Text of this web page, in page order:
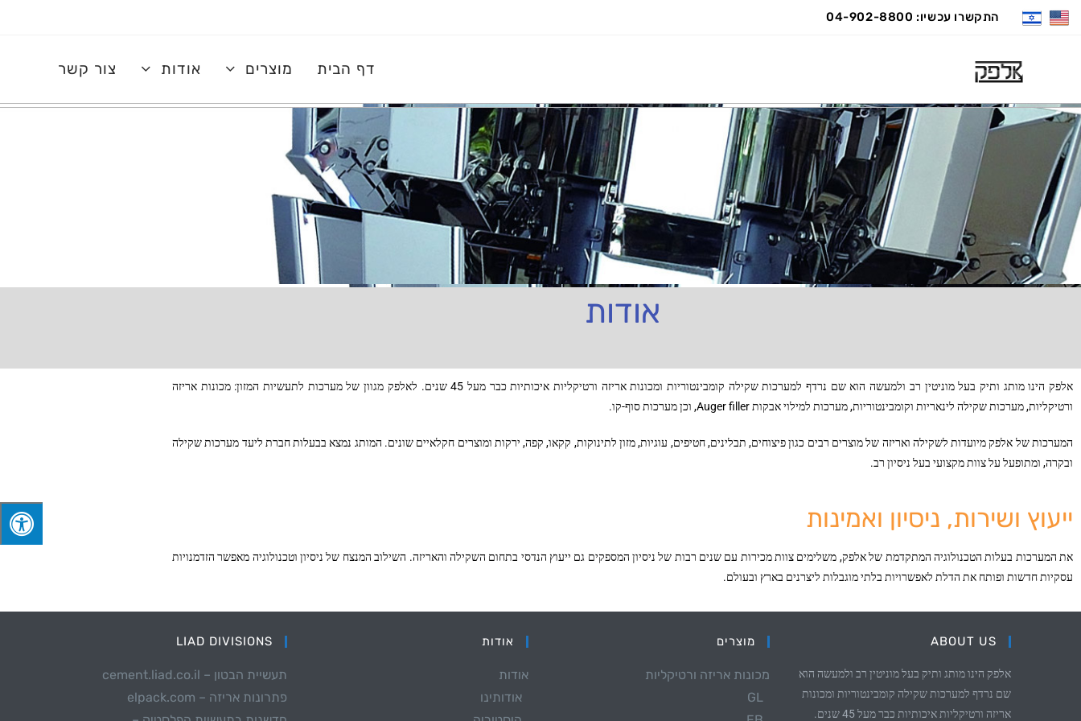
התקשרו עכשיו: 04-902-8800
דף הבית מוצרים אודות צור קשר
אודות
אלפק הינו מותג ותיק בעל מוניטין רב ולמעשה הוא שם נרדף למערכות שקילה קומבינטוריות ומכונות אריזה ורטיקליות איכותיות כבר מעל 45 שנים. לאלפק מגוון של מערכות לתעשיות המזון: מכונות אריזה
ורטיקליות, מערכות שקילה לינאריות וקומבינטוריות, מערכות למילוי אבקותAuger filler, וכן מערכות סוף-קו.
המערכות של אלפק מיועדות לשקילה ואריזה של מוצרים רבים כגון פיצוחים, תבלינים, חטיפים, עוגיות, מזון לתינוקות, קקאו, קפה, ירקות ומוצרים חקלאיים שונים. המותג נמצא בבעלות חברת ליעד מערכות שקילה
ובקרה, ומתופעל על צוות מקצועי בעל ניסיון רב.
ייעוץ ושירות, ניסיון ואמינות
את המערכות בעלות הטכנולוגיה המתקדמת של אלפק, משלימים צוות מכירות עם שנים רבות של ניסיון המספקים גם ייעוץ הנדסי בתחום השקילה והאריזה. השילוב המנצח של ניסיון וטכנולוגיה מאפשר הזדמנויות
עסקיות חדשות ופותח את הדלת לאפשרויות בלתי מוגבלות ליצרנים בארץ ובעולם.
ABOUT US
אלפק הינו מותג ותיק בעל מוניטין רב ולמעשה הוא
שם נרדף למערכות שקילה קומבינטוריות ומכונות
אריזה ורטיקליות איכותיות כבר מעל 45 שנים.
מוצרים
מכונות אריזה ורטיקליות
GL
אודות
אודות
אודותינו
LIAD DIVISIONS
תעשיית הבטון – cement.liad.co.il
פתרונות אריזה – elpack.com